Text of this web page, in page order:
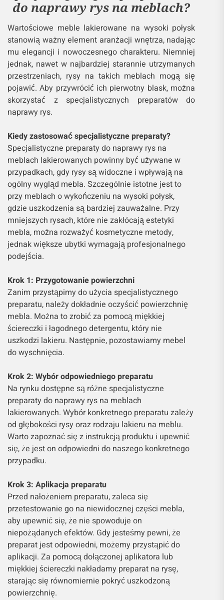
do naprawy rys na meblach?
Wartościowe meble lakierowane na wysoki połysk
stanowią ważny element aranżacji wnętrza, nadając
mu elegancji i nowoczesnego charakteru. Niemniej
jednak, nawet w najbardziej starannie utrzymanych
przestrzeniach, rysy na takich meblach mogą się
pojawić. Aby przywrócić ich pierwotny blask, można
skorzystać z specjalistycznych preparatów do
naprawy rys.
Kiedy zastosować specjalistyczne preparaty?
Specjalistyczne preparaty do naprawy rys na
meblach lakierowanych powinny być używane w
przypadkach, gdy rysy są widoczne i wpływają na
ogólny wygląd mebla. Szczególnie istotne jest to
przy meblach o wykończeniu na wysoki połysk,
gdzie uszkodzenia są bardziej zauważalne. Przy
mniejszych rysach, które nie zakłócają estetyki
mebla, można rozważyć kosmetyczne metody,
jednak większe ubytki wymagają profesjonalnego
podejścia.
Krok 1: Przygotowanie powierzchni
Zanim przystąpimy do użycia specjalistycznego
preparatu, należy dokładnie oczyścić powierzchnię
mebla. Można to zrobić za pomocą miękkiej
ściereczki i łagodnego detergentu, który nie
uszkodzi lakieru. Następnie, pozostawiamy mebel
do wyschnięcia.
Krok 2: Wybór odpowiedniego preparatu
Na rynku dostępne są różne specjalistyczne
preparaty do naprawy rys na meblach
lakierowanych. Wybór konkretnego preparatu zależy
od głębokości rysy oraz rodzaju lakieru na meblu.
Warto zapoznać się z instrukcją produktu i upewnić
się, że jest on odpowiedni do naszego konkretnego
przypadku.
Krok 3: Aplikacja preparatu
Przed nałożeniem preparatu, zaleca się
przetestowanie go na niewidocznej części mebla,
aby upewnić się, że nie spowoduje on
niepożądanych efektów. Gdy jesteśmy pewni, że
preparat jest odpowiedni, możemy przystąpić do
aplikacji. Za pomocą dołączonej aplikatora lub
miękkiej ściereczki nakładamy preparat na rysę,
starając się równomiernie pokryć uszkodzoną
powierzchnię.